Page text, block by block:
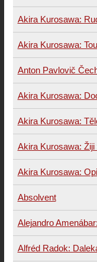
Akira Kurosawa:
Akira Kurosawa:
Anton Pavlovič
Akira Kurosawa:
Akira Kurosawa:
Akira Kurosawa:
Akira Kurosawa:
Absolvent
Alejandro
Alfréd Radok: